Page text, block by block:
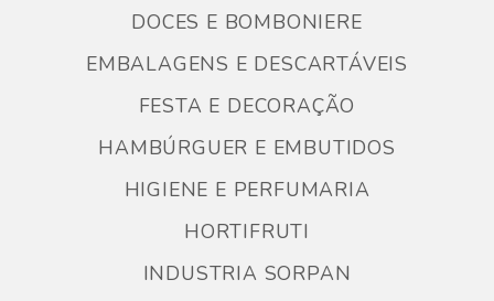
DOCES E BOMBONIERE
EMBALAGENS E DESCARTÁVEIS
FESTA E DECORAÇÃO
HAMBÚRGUER E EMBUTIDOS
HIGIENE E PERFUMARIA
HORTIFRUTI
INDUSTRIA SORPAN